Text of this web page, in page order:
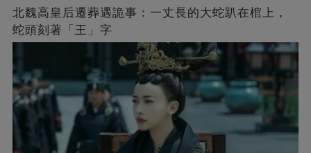
北魏高皇后遷葬遇詭事：一丈長的大蛇趴在棺上，
蛇頭刻著「王」字